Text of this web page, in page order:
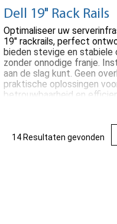
Dell 19" Rack Rails
Optimaliseer uw
19" rackrails, perfect
bieden stevige en stabiele
zonder onnodige franje.
aan de slag kunt. Geen
praktische oplossingen
betrouwbaarheid en
14 Resultaten gevonden